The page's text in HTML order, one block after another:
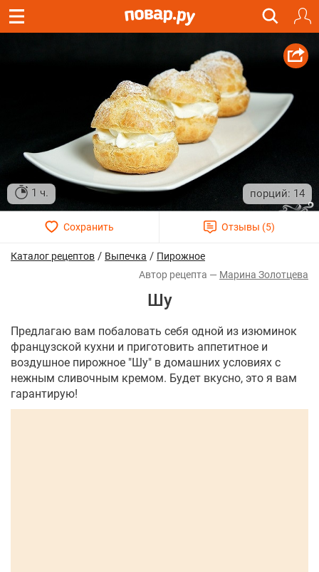
1 ч. 14
Каталог рецептов / Выпечка / Пирожное
Марина Золотцева
Шу
Предлагаю вам побаловать себя одной из изюминок
французской кухни и приготовить аппетитное и
воздушное пирожное "Шу" в домашних условиях с
нежным сливочным кремом. Будет вкусно, это я вам
гарантирую!